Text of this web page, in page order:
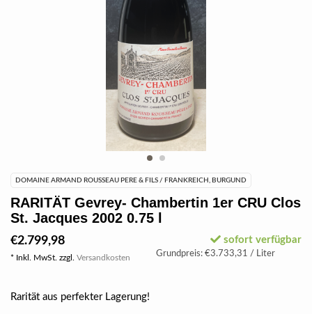
DOMAINE ARMAND ROUSSEAU PERE & FILS / FRANKREICH, BURGUND
RARITÄT Gevrey- Chambertin 1er CRU Clos
St. Jacques 2002 0.75 l
€2.799,98
* Inkl. MwSt. zzgl. Versandkosten
sofort verfügbar
Grundpreis: €3.733,31 / Liter
Rarität aus perfekter Lagerung!